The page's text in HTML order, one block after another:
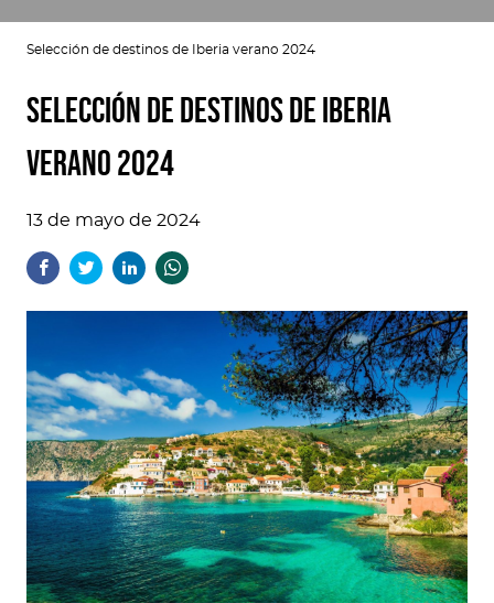
Selección de destinos de Iberia verano 2024
Selección de destinos de Iberia
verano 2024
13 de mayo de 2024